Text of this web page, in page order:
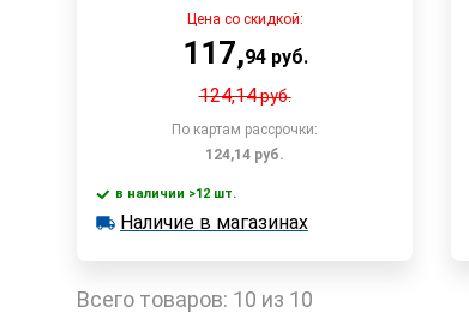
Цена со скидкой:
117,94руб.
124,14руб.
По картам рассрочки:
124,14 руб.
В корзину
Быстрый заказ
в наличии >12 шт.
в наличии >12 шт.
Наличие в магазинах
Всего товаров: 10 из 10